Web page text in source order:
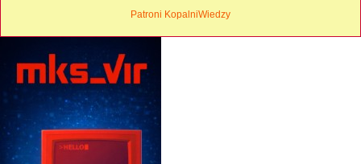
Patroni KopalniWiedzy